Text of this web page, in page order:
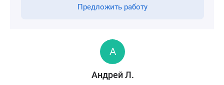
Предложить работу
Андрей Л.